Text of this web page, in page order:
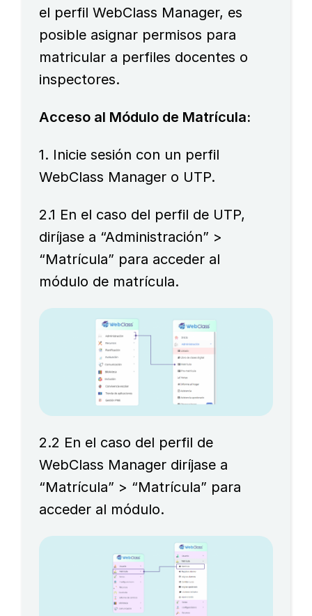
el perfil WebClass Manager, es
posible asignar permisos para
matricular a perfiles docentes o
inspectores.
Acceso al Módulo de Matrícula:
1. Inicie sesión con un perfil
WebClass Manager o UTP.
2.1 En el caso del perfil de UTP,
diríjase a “Administración” >
“Matrícula” para acceder al
módulo de matrícula.
2.2 En el caso del perfil de
WebClass Manager diríjase a
“Matrícula” > “Matrícula” para
acceder al módulo.